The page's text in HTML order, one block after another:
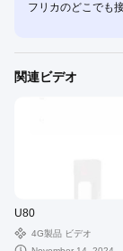
フリカのどこでも
関連ビデオ
U80
4G製品 ビデオ